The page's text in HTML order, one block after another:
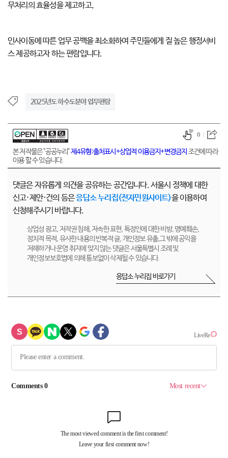
무처리의 효율성을 제고하고,
인사이동에 따른 업무 공백을 최소화하여 주민들에게 질 높은 행정서비
스 제공하고자 하는 편람입니다.
2025년도 하수도분야 업무편람
본 저작물은 "공공누리"제4유형:출처표시+상업적 이용금지+변경금지 조건에 따라
이용 할 수 있습니다.
0
댓글은 자유롭게 의견을 공유하는 공간입니다. 서울시 정책에 대한
신고·제안·건의 등은응답소 누리집(전자민원사이트)을 이용하여
신청해주시기 바랍니다.
상업성 광고, 저작권 침해, 저속한 표현, 특정인에 대한 비방, 명예훼손,
정치적 목적, 유사한 내용의 반복적 글, 개인정보 유출,그 밖에 공익을
저해하거나 운영 취지에 맞지 않는 댓글은 서울특별시 조례 및
개인정보보호법에 의해 통보없이 삭제될 수 있습니다.
응답소 누리집 바로가기